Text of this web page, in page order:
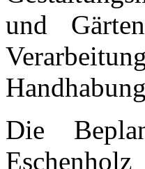
und
Die